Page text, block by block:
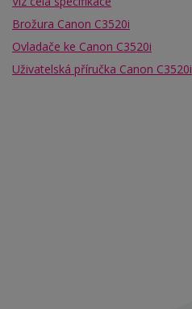
Brožura Canon C3520i
Ovladače ke Canon C3520i
Uživatelská příručka Canon C3520i